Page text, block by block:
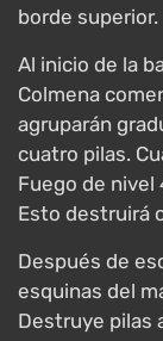
borde superior.
Al inicio de la
Colmena
agruparán
cuatro pilas.
Fuego de nivel
Esto destruirá
Después de
esquinas del
Destruye pilas